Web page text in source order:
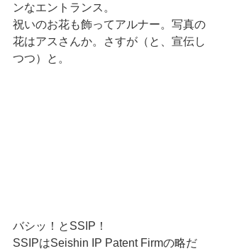
ンなエントランス。
祝いのお花も飾ってアルナー。写真の
花はアスさんか。さすが（と、宣伝し
つつ）と。
バシッ！とSSIP！
SSIPはSeishin IP Patent Firmの略だ